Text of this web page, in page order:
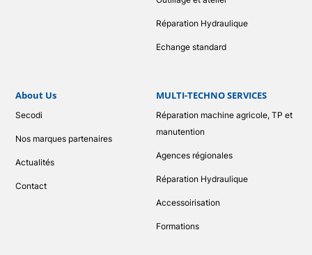
Réparation Hydraulique
Echange standard
About Us
Secodi
Nos marques partenaires
Actualités
Contact
MULTI-TECHNO SERVICES
Réparation machine agricole, TP et
manutention
Agences régionales
Réparation Hydraulique
Accessoirisation
Formations